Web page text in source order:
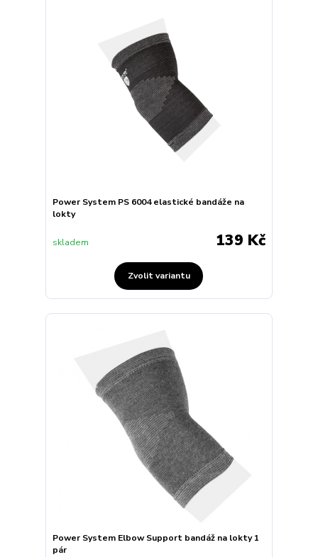
Power System PS 6004 elastické bandáže na
lokty
139 Kč
skladem
Zvolit variantu
Power System Elbow Support bandáž na lokty 1
pár